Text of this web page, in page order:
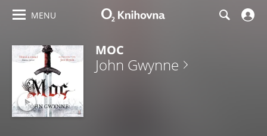
MENU
MOC
John Gwynne